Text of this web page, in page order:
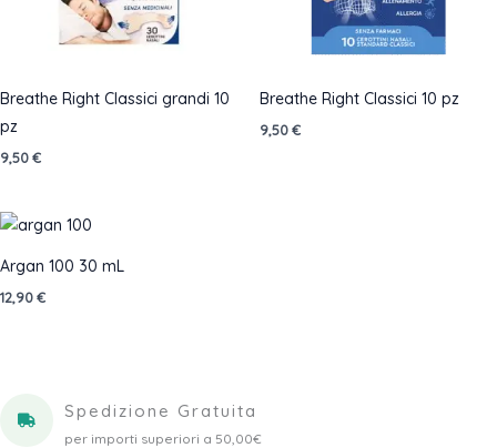
Breathe Right Classici grandi 10
pz
9,50€
Breathe Right Classici 10 pz
9,50€
Argan 100 30 mL
12,90€
Spedizione Gratuita
per importi superiori a 50,00€